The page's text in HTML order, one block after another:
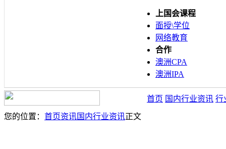
上国会课程
面授\学位
网络教育
合作
澳洲CPA
澳洲IPA
首页 国内行业资讯 行
您的位置： 首页资讯国内行业资讯正文